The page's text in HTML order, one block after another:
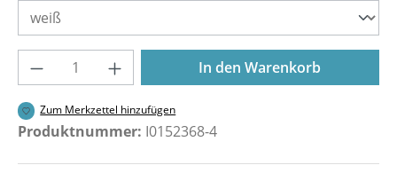
Produkt Anzahl: Gib den gewünschten
In den Warenkorb
Zum Merkzettel hinzufügen
Produktnummer: I0152368-4